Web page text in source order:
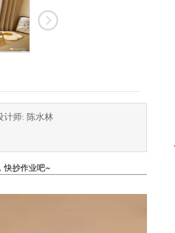
计师: 陈水林
快抄作业吧~